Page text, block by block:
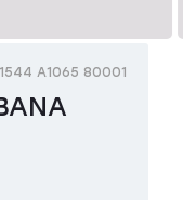
A1065 80001